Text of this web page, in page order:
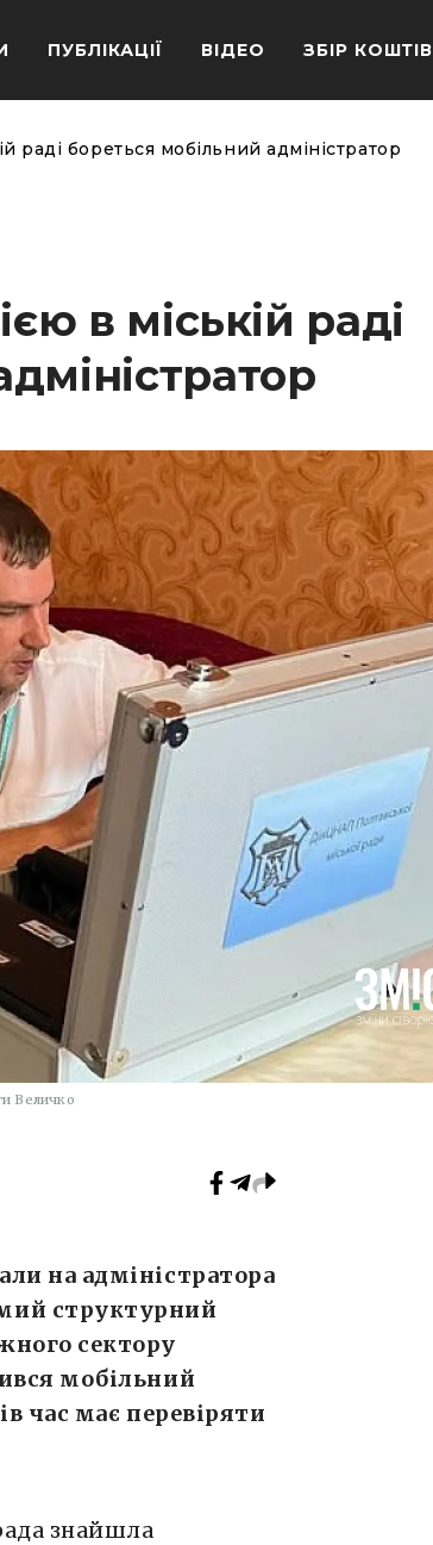
ПУБЛІКАЦІЇ ВІДЕО ЗБІР КОШТІВ
раді бореться мобільний адміністратор
в міській раді
Величко
на адміністратора
структурний
сектору
мобільний
час має перевіряти
знайшла